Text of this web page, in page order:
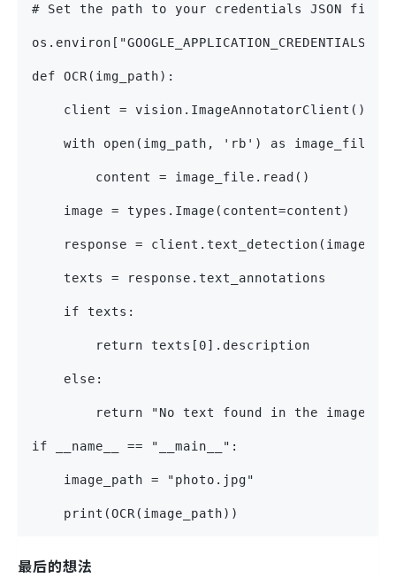
# Set the path to your credentials JSON file
def OCR(img_path):
    client = vision.ImageAnnotatorClient()
    with open(img_path, 'rb') as image_file:
        content = image_file.read()
    image = types.Image(content=content)
response =
    texts = response.text_annotations
    if texts:
        return texts[0].description
    else:
        return "No text found in the image."
if __name__ == "__main__":
    image_path = "photo.jpg"
    print(OCR(image_path))
最后的想法